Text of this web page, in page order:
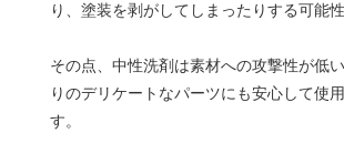
り、塗装を剥がしてしまったりする可能性
その点、中性洗剤は素材への攻撃性が低
りのデリケートなパーツにも安心して使
す。